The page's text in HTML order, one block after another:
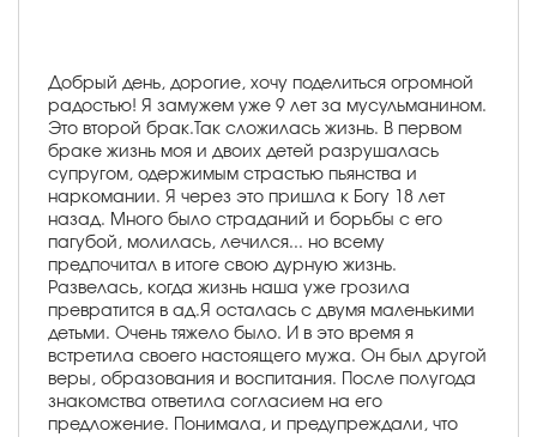
Добрый день, дорогие, хочу поделиться огромной
радостью! Я замужем уже 9 лет за мусульманином.
Это второй брак.Так сложилась жизнь. В первом
браке жизнь моя и двоих детей разрушалась
супругом, одержимым страстью пьянства и
наркомании. Я через это пришла к Богу 18 лет
назад. Много было страданий и борьбы с его
пагубой, молилась, лечился... но всему
предпочитал в итоге свою дурную жизнь.
Развелась, когда жизнь наша уже грозила
превратится в ад.Я осталась с двумя маленькими
детьми. Очень тяжело было. И в это время я
встретила своего настоящего мужа. Он был другой
веры, образования и воспитания. После полугода
знакомства ответила согласием на его
предложение. Понимала, и предупреждали, что